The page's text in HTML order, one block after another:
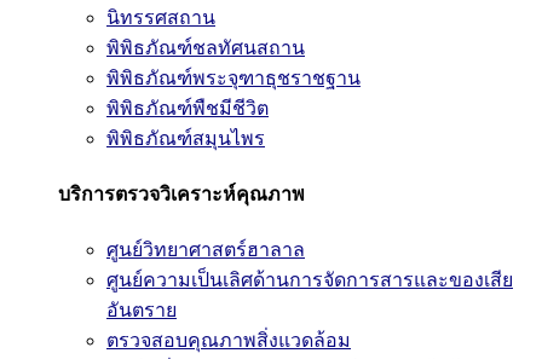
นิทรรศสถาน
พิพิธภัณฑ์ชลทัศนสถาน
พิพิธภัณฑ์พระจุฑาธุชราชฐาน
พิพิธภัณฑ์พืชมีชีวิต
พิพิธภัณฑ์สมุนไพร
บริการตรวจวิเคราะห์คุณภาพ
ศูนย์วิทยาศาสตร์ฮาลาล
ศูนย์ความเป็นเลิศด้านการจัดการสารและของเสีย
อันตราย
ตรวจสอบคุณภาพสิ่งแวดล้อม